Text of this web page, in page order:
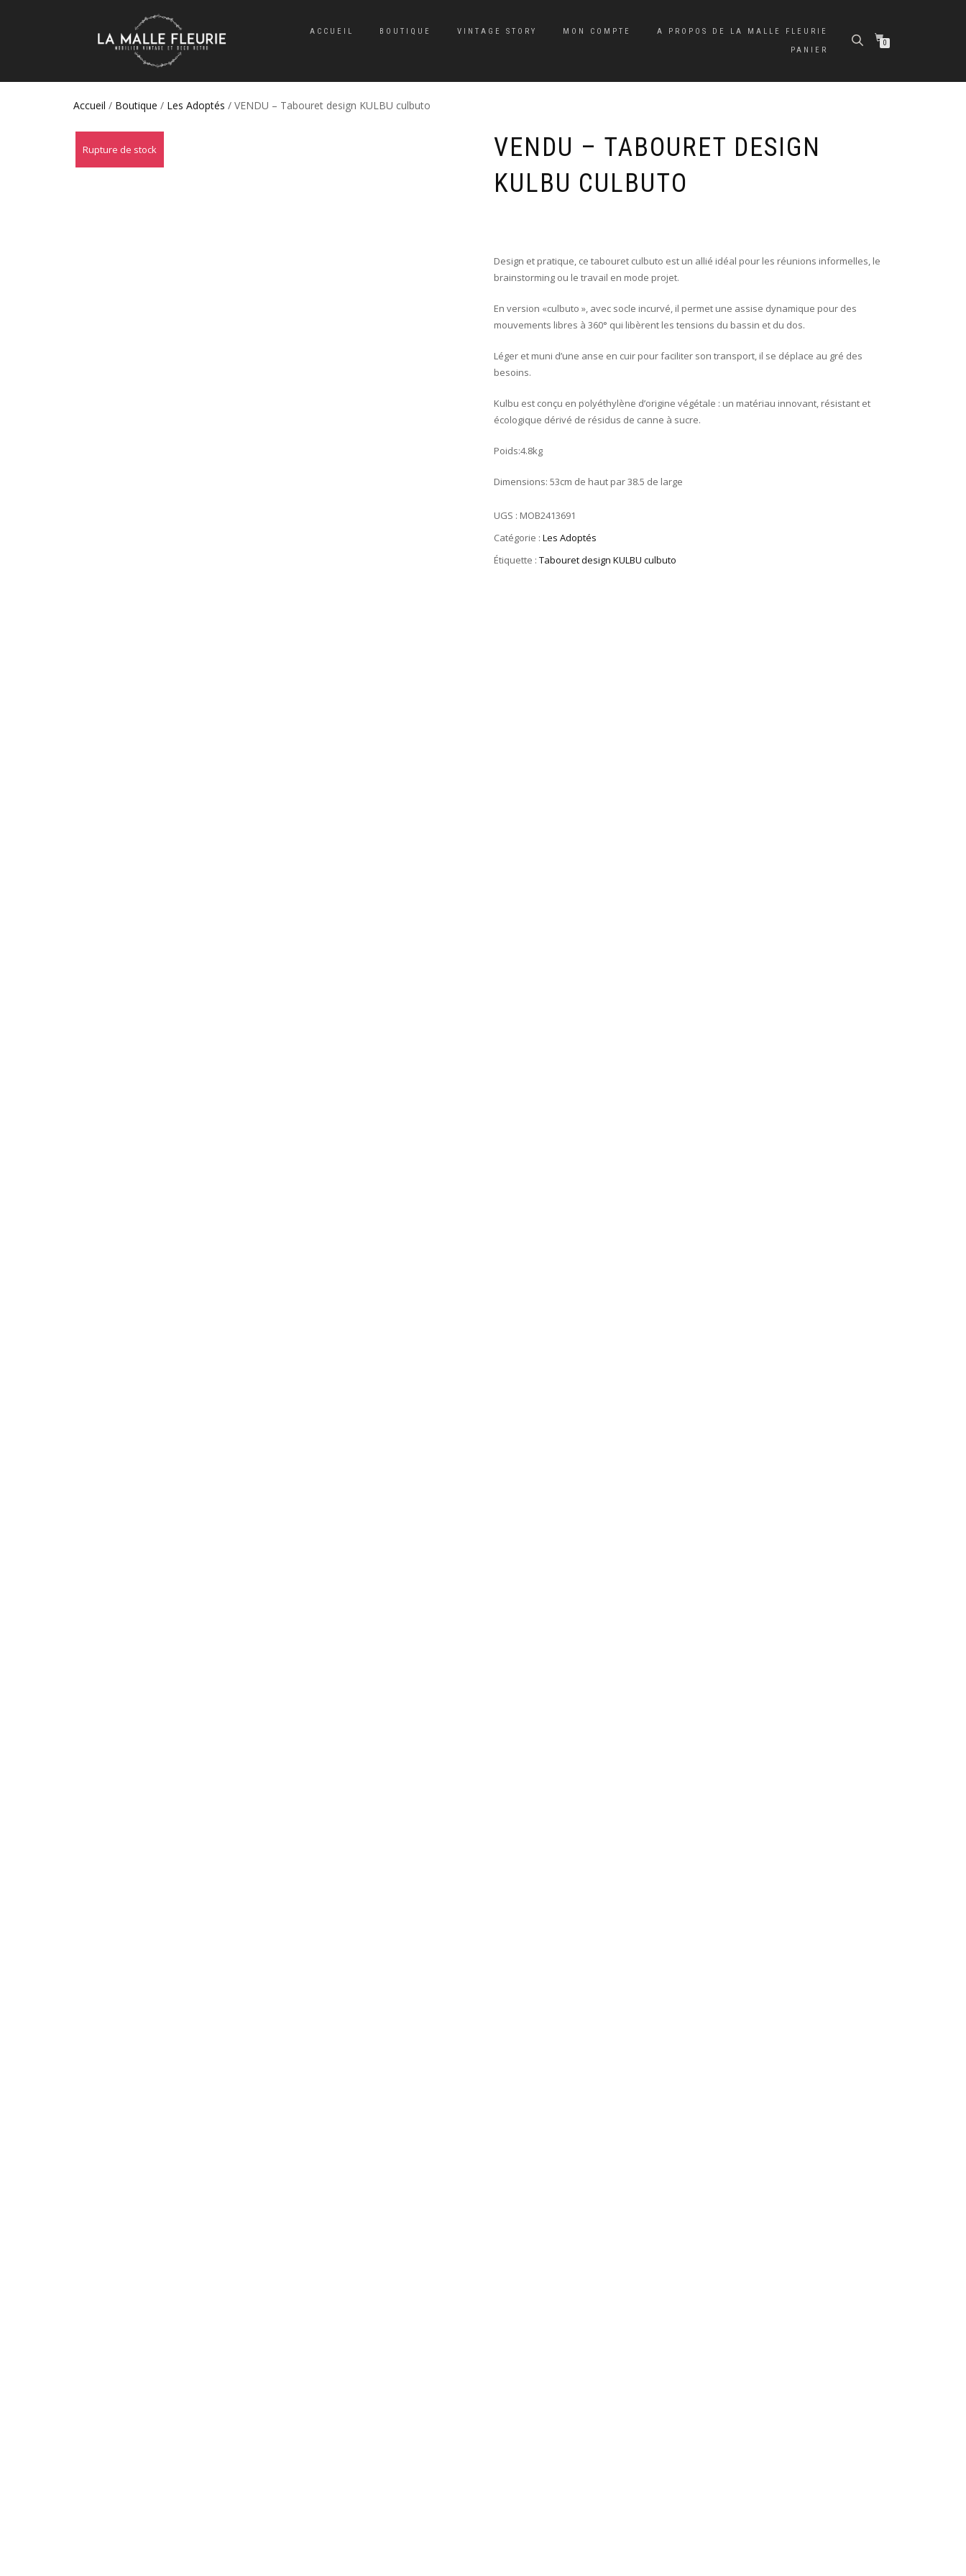
ACCUEIL BOUTIQUE VINTAGE STORY MON COMPTE
A PROPOS DE LA MALLE FLEURIE
PANIER
0
Accueil / Boutique / Les Adoptés / VENDU – Tabouret design KULBU culbuto
Rupture de stock
VENDU – TABOURET DESIGN
KULBU CULBUTO
Design et pratique, ce tabouret culbuto est un allié idéal pour les réunions informelles, le
brainstorming ou le travail en mode projet.
En version «culbuto », avec socle incurvé, il permet une assise dynamique pour des
mouvements libres à 360° qui libèrent les tensions du bassin et du dos.
Léger et muni d’une anse en cuir pour faciliter son transport, il se déplace au gré des
besoins.
Kulbu est conçu en polyéthylène d’origine végétale : un matériau innovant, résistant et
écologique dérivé de résidus de canne à sucre.
Poids:4.8kg
Dimensions: 53cm de haut par 38.5 de large
UGS : MOB2413691
Catégorie : Les Adoptés
Étiquette : Tabouret design KULBU culbuto